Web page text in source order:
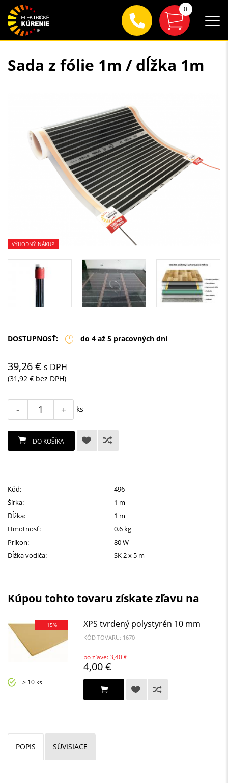
Sada z fólie 1m / dĺžka 1m
VÝHODNÝ NÁKUP
DOSTUPNOSŤ: do 4 až 5 pracovných dní
39,26 € s DPH
(31,92 € bez DPH)
- + ks
DO KOŠÍKA
Kód:
496
Šírka:
1 m
Dĺžka:
1 m
Hmotnosť:
0.6 kg
Príkon:
80 W
Dĺžka vodiča:
SK 2 x 5 m
Kúpou tohto tovaru získate zľavu na
15%
> 10 ks
XPS tvrdený polystyrén 10 mm
KÓD TOVARU: 1670
po zľave: 3,40 €
4,00 €
POPIS SÚVISIACE
0